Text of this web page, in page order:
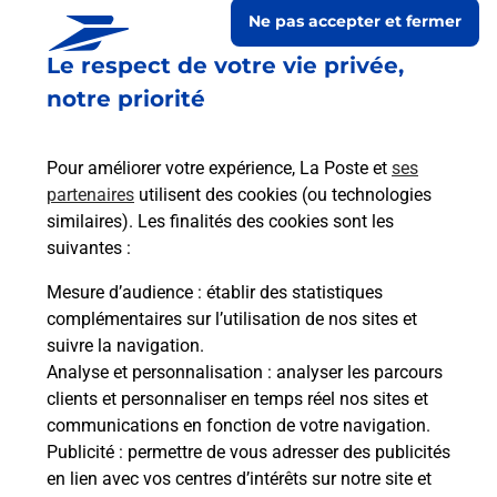
Le respect de votre vie privée,
notre priorité
Pour améliorer votre expérience, La Poste et ses
partenaires utilisent des cookies (ou technologies
similaires). Les finalités des cookies sont les
suivantes :
Mesure d’audience : établir des statistiques
complémentaires sur l’utilisation de nos sites et
suivre la navigation.
Analyse et personnalisation : analyser les parcours
clients et personnaliser en temps réel nos sites et
communications en fonction de votre navigation.
Publicité : permettre de vous adresser des publicités
en lien avec vos centres d’intérêts sur notre site et
Ne pas accepter et fermer
Prochaine collecte du courrierlundià 09h30
Place De L Eglise
18260 Sury Es Bois
Itinéraire
Le lien s'ouvre dans un nouvel onglet